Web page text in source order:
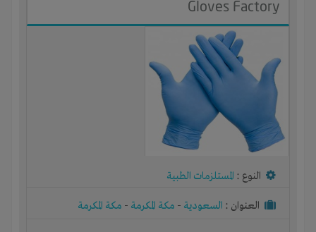
Gloves Factory
النوع : المستلزمات الطبية
العنوان : السعودية - مكة المكرمة - مكة المكرمة